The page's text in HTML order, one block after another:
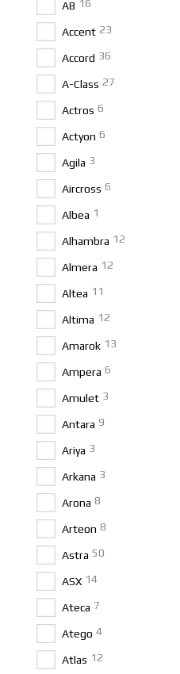
A8 16
Accent 23
Accord 36
A-Class 27
Actros 6
Actyon 6
Agila 3
Aircross 6
Albea 1
Alhambra 12
Almera 12
Altea 11
Altima 12
Amarok 13
Ampera 6
Amulet 3
Antara 9
Ariya 3
Arkana 3
Arona 8
Arteon 8
Astra 50
ASX 14
Ateca 7
Atego 4
Atlas 12